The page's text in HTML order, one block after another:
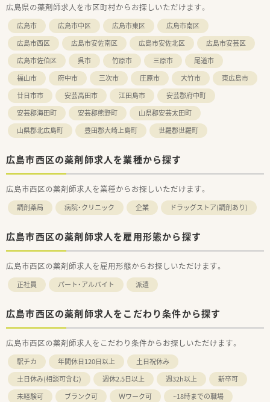
併設店でのご勤務の場合はOTCに関しても身近に学ぶ環境が
ございますので
幅広い知識と経験を蓄積する事が可能となります。
■基本的には残業が発生しないようなシフト環境を整えており
ます。
有給取得率も高く、自己啓発休暇も含め、年間120日以上の
休暇取得が可能な法人となります。
そのため、公私ともに充実してご勤務して頂く事が可能です。
＜こんな方にもオススメ＞
■OTCの知識を身に付けたい方
■応援体制のある環境をお探しの方
■これまでの経験やスキル以上に、周囲のスタッフと円滑な協力
関係を築けるお人柄を最優先で選考します。
■店舗間が近く連携が取りやすいため、ラウンダーとして他店舗
への応援にも意欲的な方を歓迎いたします。
【法人特徴について】
■広島県内で4店舗の薬局を展開しており、ドクターの開業支援
や老人ホームの紹介事業も行っています。
■代表はケアマネジャー資格を持つ薬剤師で、多角的な視点から
地域に根ざした医療サービスを提供します。
■就業規則や各種マニュアルが細かく整備されており、全従業員
が同じ目標を持って働ける環境を整えています。
■30代から40代の女性薬剤師が中心となって活躍しており、ベ
テラン層も多いため相談しやすい雰囲気です。
フ一人ひとりを大切にする社風が自慢です。
■店舗と同じ建物の2階に休憩室を完備しており、お昼休みもし
っかりと体を休めることができる環境です。
広島県の薬剤師求人を市区町村からお探しいただけます。
広島市 広島市中区 広島市東区
広島市南区
広島市西区
広島市安佐南区 広島市安佐北区
広島市安芸区
広島市佐伯区
呉市 竹原市 三原市
尾道市
福山市
府中市 三次市 庄原市 大竹市
東広島市
廿日市市
安芸高田市 江田島市
安芸郡府中町
安芸郡海田町
安芸郡熊野町
山県郡安芸太田町
山県郡北広島町
豊田郡大崎上島町 世羅郡世羅町
広島市西区の薬剤師求人を業種から探す
広島市西区の薬剤師求人を業種からお探しいただけます。
調剤薬局 病院・クリニック 企業 ドラッグストア(調剤あり)
広島市西区の薬剤師求人を雇用形態から探す
広島市西区の薬剤師求人を雇用形態からお探しいただけます。
正社員 パート・アルバイト 派遣
広島市西区の薬剤師求人をこだわり条件から探す
広島市西区の薬剤師求人をこだわり条件からお探しいただけます。
駅チカ 年間休日120日以上
土日祝休み
土日休み(相談可含む)
週休2.5日以上 週32h以上
新卒可
未経験可
ブランク可 Ｗワーク可
~18時までの職場